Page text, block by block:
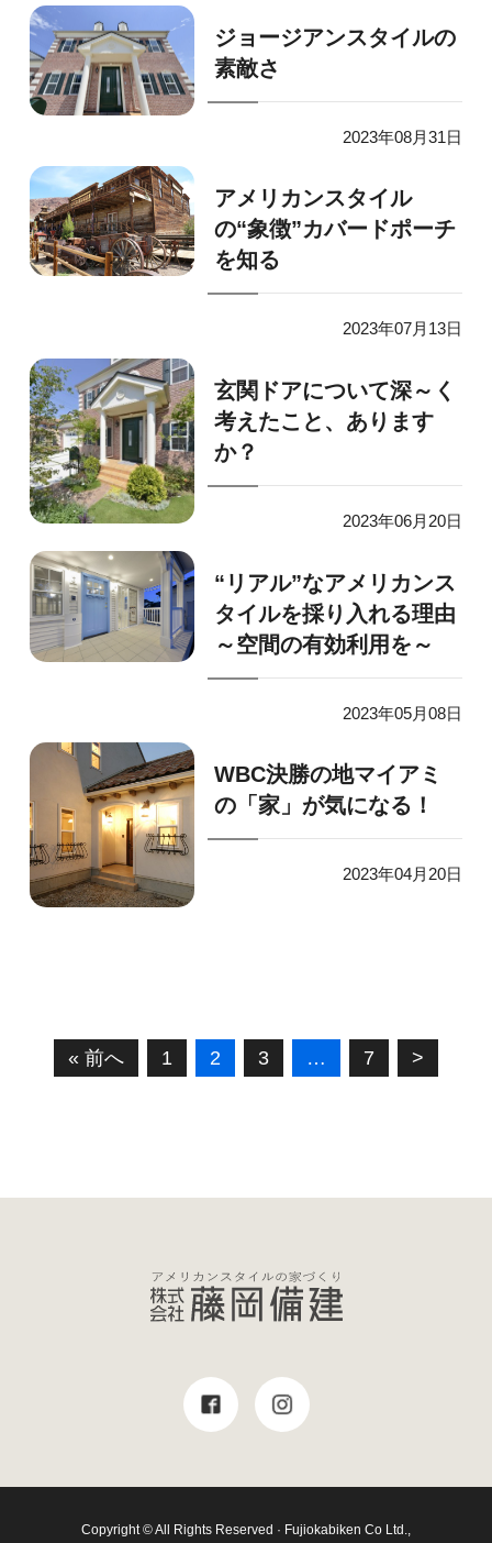
ジョージアンスタイルの
素敵さ
2023年08月31日
アメリカンスタイル
の“象徴”カバードポーチ
を知る
2023年07月13日
玄関ドアについて深～く
考えたこと、あります
か？
2023年06月20日
“リアル”なアメリカンス
タイルを採り入れる理由
～空間の有効利用を～
2023年05月08日
WBC決勝の地マイアミ
の「家」が気になる！
2023年04月20日
« 前へ 1 2 3 … 7 >
Copyright © All Rights Reserved · Fujiokabiken Co Ltd.,